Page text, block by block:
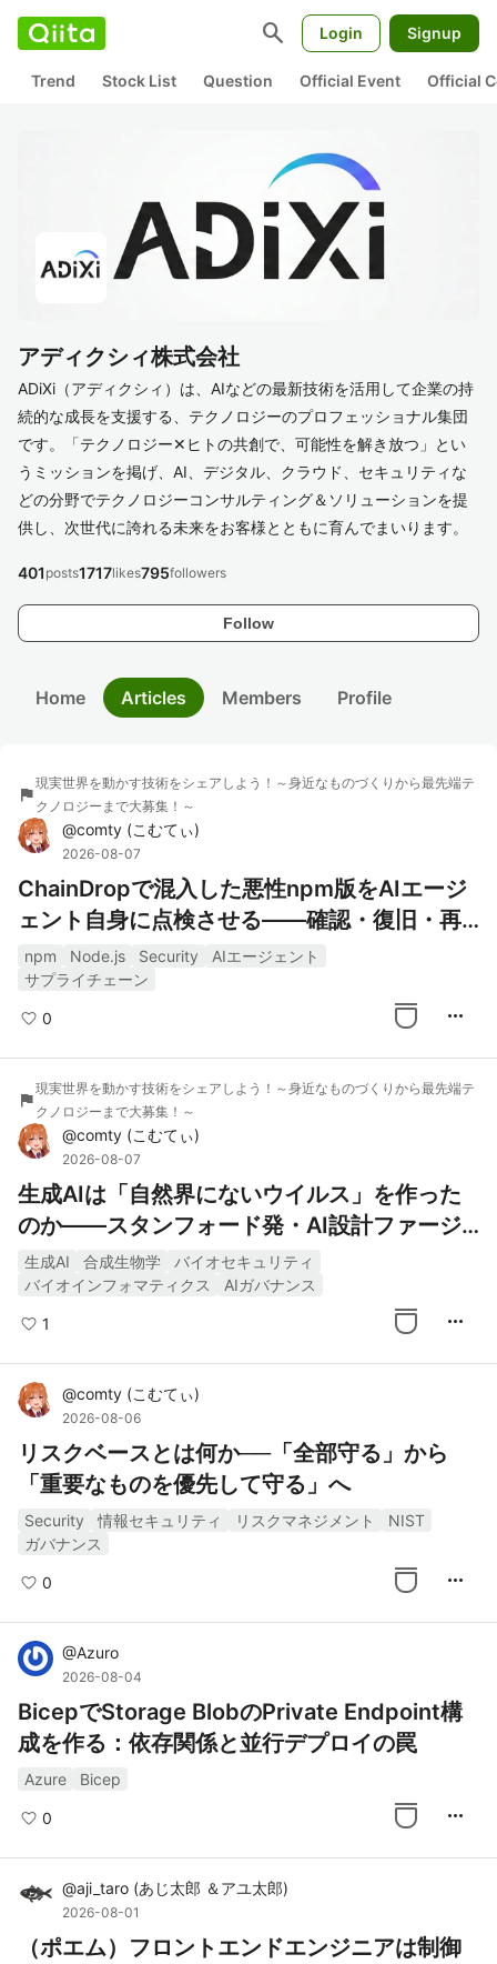
search Login Signup
Trend Stock List Question Official Event Official
アディクシィ株式会社
ADiXi（アディクシィ）は、AIなどの最新技術を活用して企業の持
続的な成長を支援する、テクノロジーのプロフェッショナル集団
です。「テクノロジー✕ヒトの共創で、可能性を解き放つ」とい
うミッションを掲げ、AI、デジタル、クラウド、セキュリティな
どの分野でテクノロジーコンサルティング＆ソリューションを提
供し、次世代に誇れる未来をお客様とともに育んでまいります。
Follow
401 posts1717likes795followers
Home Articles Members Profile
flag
現実世界を動かす技術をシェアしよう！～身近なものづくりから最先端テ
クノロジーまで大募集！～
@comty (こむてぃ)
2026-08-07
ChainDropで混入した悪性npm版をAIエージ
ェント自身に点検させる――確認・復旧・再
発防止
npm Node.js Security
AIエージェント
サプライチェーン
0 more_horiz
flag
現実世界を動かす技術をシェアしよう！～身近なものづくりから最先端テ
クノロジーまで大募集！～
@comty (こむてぃ)
2026-08-07
生成AIは「自然界にないウイルス」を作った
のか――スタンフォード発・AI設計ファージ
の実像と制御
生成AI 合成生物学
バイオセキュリティ
バイオインフォマティクス
AIガバナンス
1 more_horiz
@comty (こむてぃ)
2026-08-06
リスクベースとは何か──「全部守る」から
「重要なものを優先して守る」へ
Security 情報セキュリティ リスクマネジメント
NIST
ガバナンス
0 more_horiz
@Azuro
2026-08-04
BicepでStorage BlobのPrivate Endpoint構
成を作る：依存関係と並行デプロイの罠
Azure Bicep
0 more_horiz
@aji_taro (あじ太郎 ＆アユ太郎)
2026-08-01
（ポエム）フロントエンドエンジニアは制御